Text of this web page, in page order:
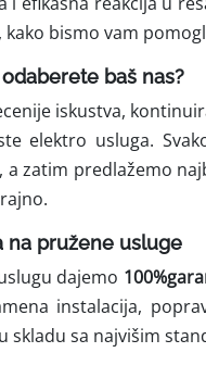
kako bismo vam
baš nas?
iskustva,
elektro usluga.
a zatim predlažemo
na pružene usluge
dajemo
instalacija,
skladu sa najvišim